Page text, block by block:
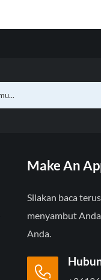
Make An
Silakan baca
menyambut
Anda.